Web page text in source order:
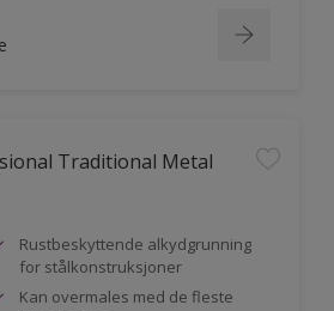
Traditional Metal
Rustbeskyttende alkydgrunning
for stålkonstruksjoner
Kan overmales med de fleste